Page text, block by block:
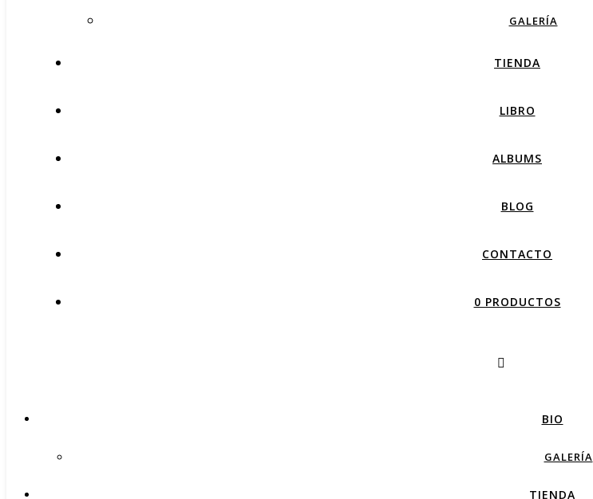
GALERÍA
TIENDA
LIBRO
ALBUMS
BLOG
CONTACTO
0 PRODUCTOS
BIO
GALERÍA
TIENDA